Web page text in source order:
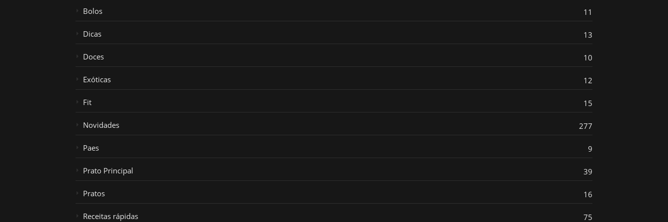
Bolos 11
Dicas 13
Doces 10
Exóticas 12
Fit 15
Novidades 277
Paes 9
Prato Principal 39
Pratos 16
Receitas rápidas 75